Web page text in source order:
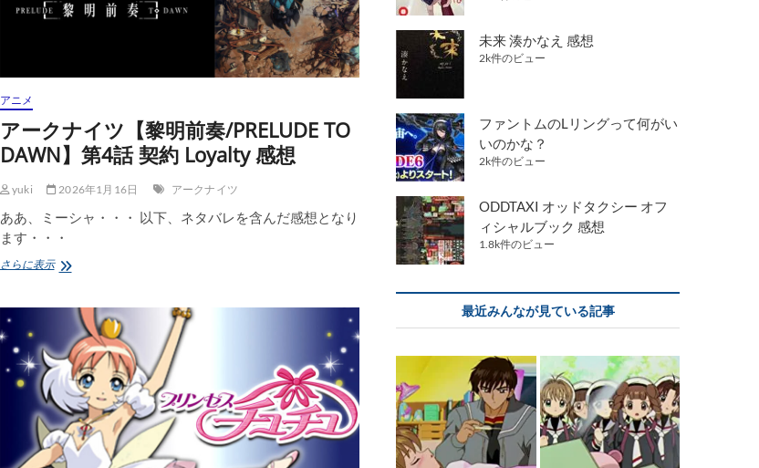
DAWN】
第
想
アニメ
アークナイツ【黎明前奏/PRELUDE TO
DAWN】第4話 契約 Loyalty 感想
yuki 2026年1月16日 アークナイツ
ああ、ミーシャ・・・ 以下、ネタバレを含んだ感想となり
ます・・・
さらに表示ア
【黎
明
前
奏/PRELUDE
TO
DAWN】
第
未来 湊かなえ 感想
2k件のビュー
ファントムのLリングって何がい
いのかな？
2k件のビュー
ODDTAXI オッドタクシー オフ
ィシャルブック 感想
1.8k件のビュー
最近みんなが見ている記事